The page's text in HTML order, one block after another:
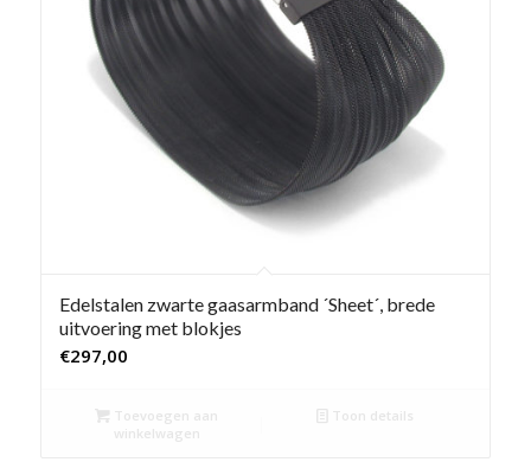
Edelstalen zwarte gaasarmband ´Sheet´, brede
uitvoering met blokjes
€297,00
Toevoegen aan
winkelwagen
Toon details